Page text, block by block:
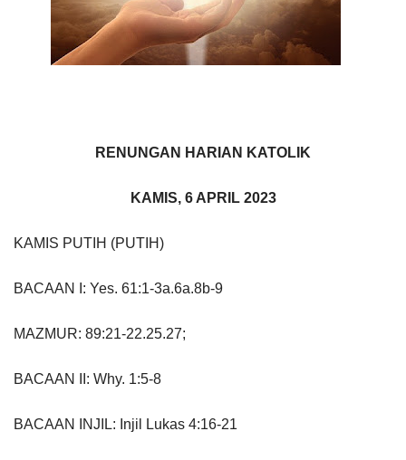
RENUNGAN HARIAN KATOLIK
KAMIS, 6 APRIL 2023
KAMIS PUTIH (PUTIH)
BACAAN I: Yes. 61:1-3a.6a.8b-9
MAZMUR: 89:21-22.25.27;
BACAAN II: Why. 1:5-8
BACAAN INJIL: Injil Lukas 4:16-21